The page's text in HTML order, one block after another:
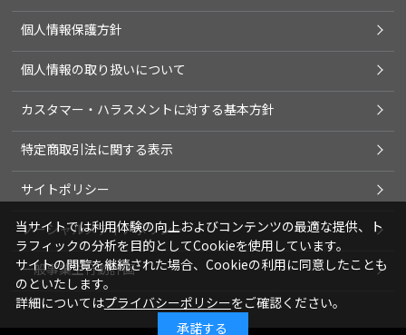
個人情報保護方針
個人情報の取り扱いについて
カスタマー・ハラスメントに対する基本方針
特定商取引法に関する表示
サイトポリシー
ソーシャルメディアポリシー
一般事業主行動計画
当サイトでは利用体験の向上およびコンテンツの最適な提供、ト
ラフィックの分析を目的としてCookieを使用しています。
サイトの閲覧を継続された場合、Cookieの利用に同意したことも
のといたします。
詳細についてはプライバシーポリシーをご確認ください。
承諾する